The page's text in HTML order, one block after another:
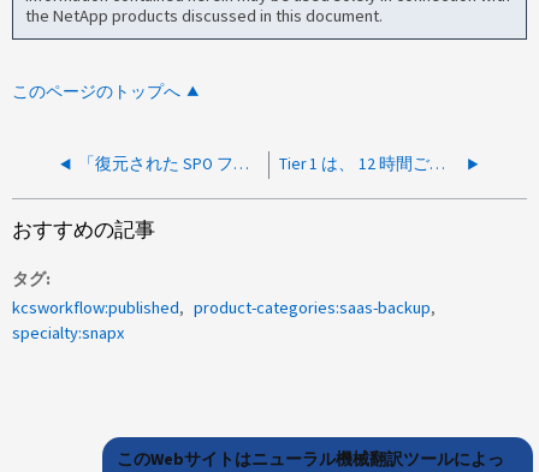
the NetApp products discussed in this document.
このページのトップへ
「復元された SPO ファイルが元のファイルよりも小さいのはなぜですか？」 Tier 1 は、 12 時間ごとにバックアップを 24 時間ごとに行う必要があるのはなぜですか？
おすすめの記事
タグ
kcsworkflow:published
product-categories:saas-backup
specialty:snapx
このWebサイトはニューラル機械翻訳ツールによっ